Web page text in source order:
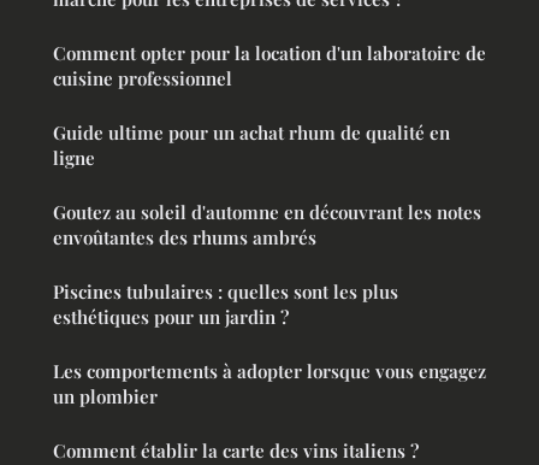
Comment opter pour la location d'un laboratoire de
cuisine professionnel
Guide ultime pour un achat rhum de qualité en
ligne
Goutez au soleil d'automne en découvrant les notes
envoûtantes des rhums ambrés
Piscines tubulaires : quelles sont les plus
esthétiques pour un jardin ?
Les comportements à adopter lorsque vous engagez
un plombier
Comment établir la carte des vins italiens ?